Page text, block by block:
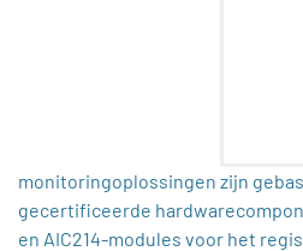
monitoringoplossingen zijn
gecertificeerde
en AIC214-modules voor het